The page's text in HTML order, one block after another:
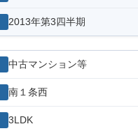
2013年第3四半期
中古マンション等
南１条西
3LDK